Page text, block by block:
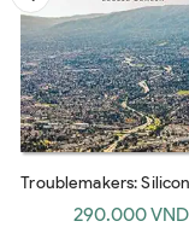
Troublemakers:
Coming Of Age
290.000 VND